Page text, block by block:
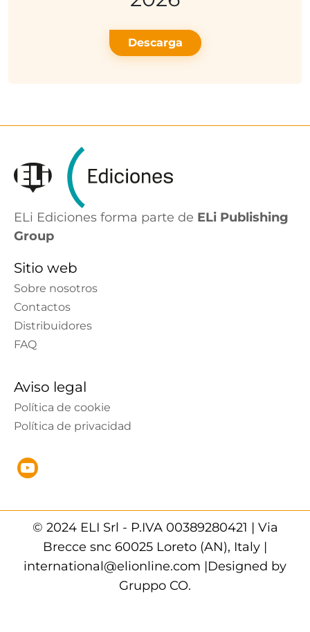
Descarga
ELi Ediciones forma parte de ELi Publishing
Group
Sitio web
Sobre nosotros
Contactos
Distribuidores
FAQ
Aviso legal
Política de cookie
Política de privacidad
© 2024 ELI Srl - P.IVA 00389280421 | Via
Brecce snc 60025 Loreto (AN), Italy |
international@elionline.com |Designed by
Gruppo CO.